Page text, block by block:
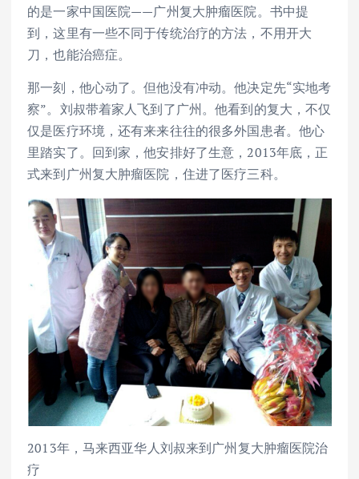
的是一家中国医院——广州复大肿瘤医院。书中提
到，这里有一些不同于传统治疗的方法，不用开大
刀，也能治癌症。
那一刻，他心动了。但他没有冲动。他决定先“实地考
察”。刘叔带着家人飞到了广州。他看到的复大，不仅
仅是医疗环境，还有来来往往的很多外国患者。他心
里踏实了。回到家，他安排好了生意，2013年底，正
式来到广州复大肿瘤医院，住进了医疗三科。
2013年，马来西亚华人刘叔来到广州复大肿瘤医院治
疗